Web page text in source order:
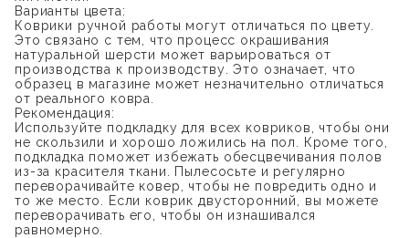
Варианты цвета:
Коврики ручной работы могут отличаться по цвету.
Это связано с тем, что процесс окрашивания
натуральной шерсти может варьироваться от
производства к производству. Это означает, что
образец в магазине может незначительно отличаться
от реального ковра.
Рекомендация:
Используйте подкладку для всех ковриков, чтобы они
не скользили и хорошо ложились на пол. Кроме того,
подкладка поможет избежать обесцвечивания полов
из-за красителя ткани. Пылесосьте и регулярно
переворачивайте ковер, чтобы не повредить одно и
то же место. Если коврик двусторонний, вы можете
переворачивать его, чтобы он изнашивался
равномерно.